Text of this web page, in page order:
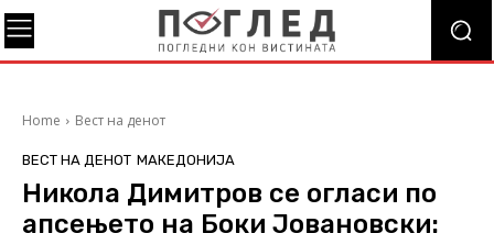
Home Вест на денот
ВЕСТ НА ДЕНОТ МАКЕДОНИЈА
Никола Димитров се огласи по
апсењето на Боки Јовановски: